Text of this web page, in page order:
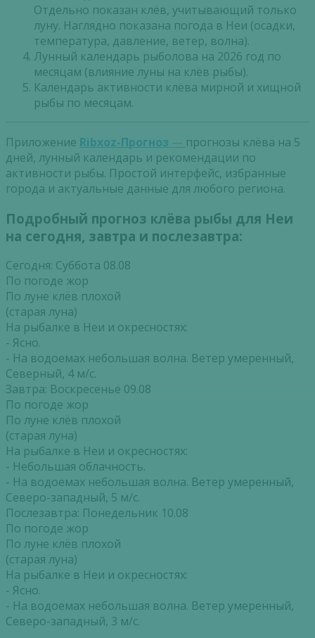
Отдельно показан клёв, учитывающий только
луну. Наглядно показана погода в Неи (осадки,
температура, давление, ветер, волна).
Лунный календарь рыболова на 2026 год по
месяцам (влияние луны на клёв рыбы).
Календарь активности клёва мирной и хищной
рыбы по месяцам.
Приложение Ribxoz-Прогноз — прогнозы клёва на 5
дней, лунный календарь и рекомендации по
активности рыбы. Простой интерфейс, избранные
города и актуальные данные для любого региона.
Подробный прогноз клёва рыбы для Неи
на сегодня, завтра и послезавтра:
Сегодня: Суббота 08.08
По погоде жор
По луне клёв плохой
(старая луна)
На рыбалке в Неи и окресностях:
- Ясно.
- На водоемах небольшая волна. Ветер умеренный,
Северный, 4 м/с.
Завтра: Воскресенье 09.08
По погоде жор
По луне клёв плохой
(старая луна)
На рыбалке в Неи и окресностях:
- Небольшая облачность.
- На водоемах небольшая волна. Ветер умеренный,
Северо-западный, 5 м/с.
Послезавтра: Понедельник 10.08
По погоде жор
По луне клёв плохой
(старая луна)
На рыбалке в Неи и окресностях:
- Ясно.
- На водоемах небольшая волна. Ветер умеренный,
Северо-западный, 3 м/с.